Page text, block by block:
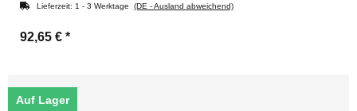
Lieferzeit: 1 - 3 Werktage (DE - Ausland abweichend)
92,65 € *
Auf Lager